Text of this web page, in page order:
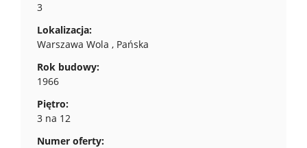
3
Lokalizacja:
Warszawa Wola , Pańska
Rok budowy:
1966
Piętro:
3 na 12
Numer oferty: